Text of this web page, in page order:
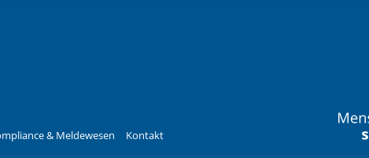
Website-Funktionen sind. Diese Cookies setzen wir
unabhängig von einer Einwilligung.
Seite des
Seite des
Seite des
Seite des
Kununu-Seite des
& Meldewesen Kontakt